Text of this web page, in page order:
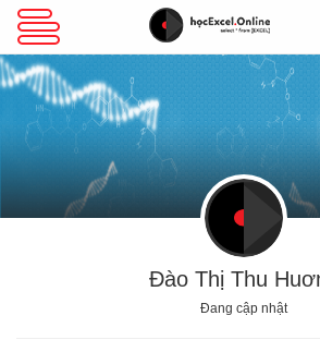
VBA Excel
Excel Cơ Bản
Excel Nâng Cao
Đào Thị Thu
Đang cập nhật